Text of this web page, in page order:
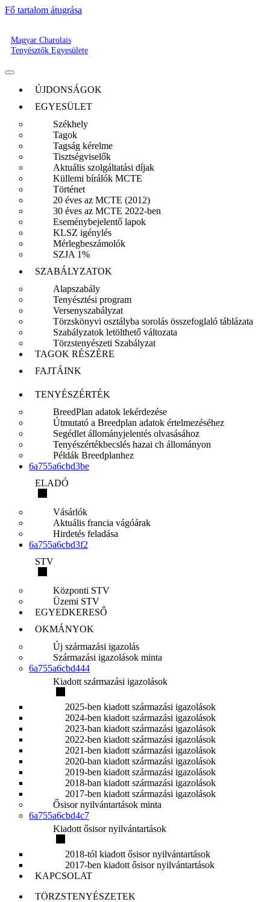
Fő tartalom átugrása
Magyar Charolais
Tenyésztők Egyesülete
ÚJDONSÁGOK
EGYESÜLET
Székhely
Tagok
Tagság kérelme
Tisztségviselők
Aktuális szolgáltatási díjak
Küllemi bírálók MCTE
Történet
20 éves az MCTE (2012)
30 éves az MCTE 2022-ben
Eseménybejelentő lapok
KLSZ igénylés
Mérlegbeszámolók
SZJA 1%
SZABÁLYZATOK
Alapszabály
Tenyésztési program
Versenyszabályzat
Törzskönyvi osztályba sorolás összefoglaló táblázata
Szabályzatok letölthető változata
Törzstenyészeti Szabályzat
TAGOK RÉSZÉRE
FAJTÁINK
TENYÉSZÉRTÉK
BreedPlan adatok lekérdezése
Útmutató a Breedplan adatok értelmezéséhez
Segédlet állományjelentés olvasásához
Tenyészértékbecslés hazai ch állományon
Példák Breedplanhez
6a755a6cbd3be
ELADÓ
Vásárlók
Aktuális francia vágóárak
Hirdetés feladása
6a755a6cbd3f2
STV
Központi STV
Üzemi STV
EGYEDKERESŐ
OKMÁNYOK
Új származási igazolás
Származási igazolások minta
6a755a6cbd444
Kiadott származási igazolások
2025-ben kiadott származási igazolások
2024-ben kiadott származási igazolások
2023-ban kiadott származási igazolások
2022-ben kiadott származási igazolások
2021-ben kiadott származási igazolások
2020-ban kiadott származási igazolások
2019-ben kiadott származási igazolások
2018-ban kiadott származási igazolások
2017-ben kiadott származási igazolások
Ősisor nyilvántartások minta
6a755a6cbd4c7
Kiadott ősisor nyilvántartások
2018-tól kiadott ősisor nyilvántartások
2017-ben kiadott ősisor nyilvántartások
KAPCSOLAT
TÖRZSTENYÉSZETEK